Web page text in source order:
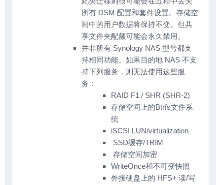
所有 DSM 配置和套件设置。存储空
间中的用户数据将保持不变。但共
享文件夹配额可能会永久禁用。
并非所有 Synology NAS 型号都支
持相同功能。如果目的地 NAS 不支
持下列服务，则无法使用这些服
务：
RAID F1 / SHR (SHR-2)
存储空间上的Btrfs文件系
统
iSCSI LUN/virtualization
SSD缓存/TRIM
存储空间加密
WriteOnce和不可变快照
外接硬盘上的 HFS+ 读/写